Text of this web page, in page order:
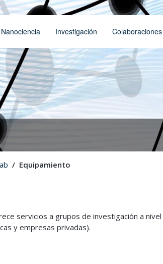
Investigación Colaboraciones
Equipamiento
servicios a grupos de investigación a nivel
y empresas privadas).